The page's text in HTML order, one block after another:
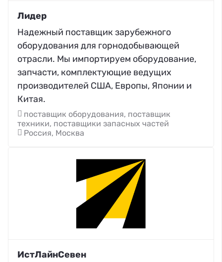
Лидер
Надежный поставщик зарубежного
оборудования для горнодобывающей
отрасли. Мы импортируем оборудование,
запчасти, комплектующие ведущих
производителей США, Европы, Японии и
Китая.
поставщик оборудования, поставщик
техники, поставщики запасных частей
Россия, Москва
ИстЛайнСевен